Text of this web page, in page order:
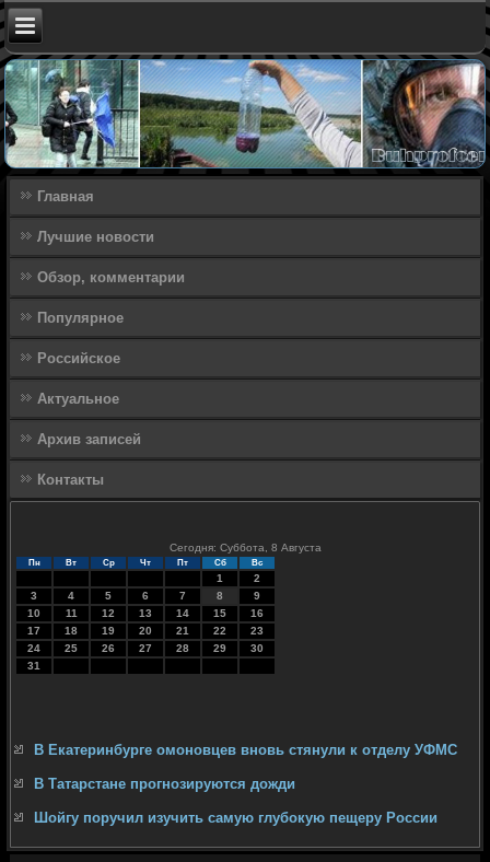
Главная
Лучшие новости
Обзор, комментарии
Популярное
Российское
Актуальное
Архив записей
Контакты
Сегодня: Суббота, 8 Августа
Пн Вт Ср Чт Пт Сб Вс
1
2
3
4 5 6 7 8
9
10
11 12 13 14 15
16
17
18 19 20 21 22
23
24
25 26 27 28 29
30
31
В Екатеринбурге омоновцев вновь стянули к отделу УФМС
В Татарстане прогнозируются дожди
Шойгу поручил изучить самую глубокую пещеру России